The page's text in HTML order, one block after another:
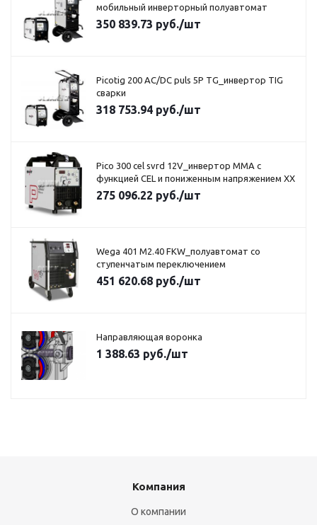
мобильный инверторный полуавтомат
350 839.73 руб./шт
Picotig 200 AC/DC puls 5P TG_инвертор TIG
сварки
318 753.94 руб./шт
Pico 300 cel svrd 12V_инвертор MMA с
функцией CEL и пониженным напряжением XX
275 096.22 руб./шт
Wega 401 M2.40 FKW_полуавтомат со
ступенчатым переключением
451 620.68 руб./шт
Направляющая воронка
1 388.63 руб./шт
Компания
О компании